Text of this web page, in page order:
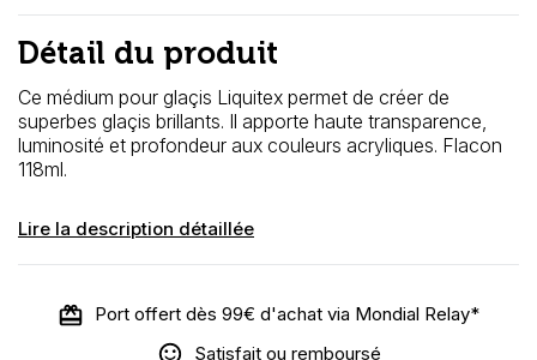
Détail du produit
Ce médium pour glaçis Liquitex permet de créer de
superbes glaçis brillants. Il apporte haute transparence,
luminosité et profondeur aux couleurs acryliques. Flacon
118ml.
Lire la description détaillée
Port offert dès 99€ d'achat via Mondial Relay*
Satisfait ou remboursé